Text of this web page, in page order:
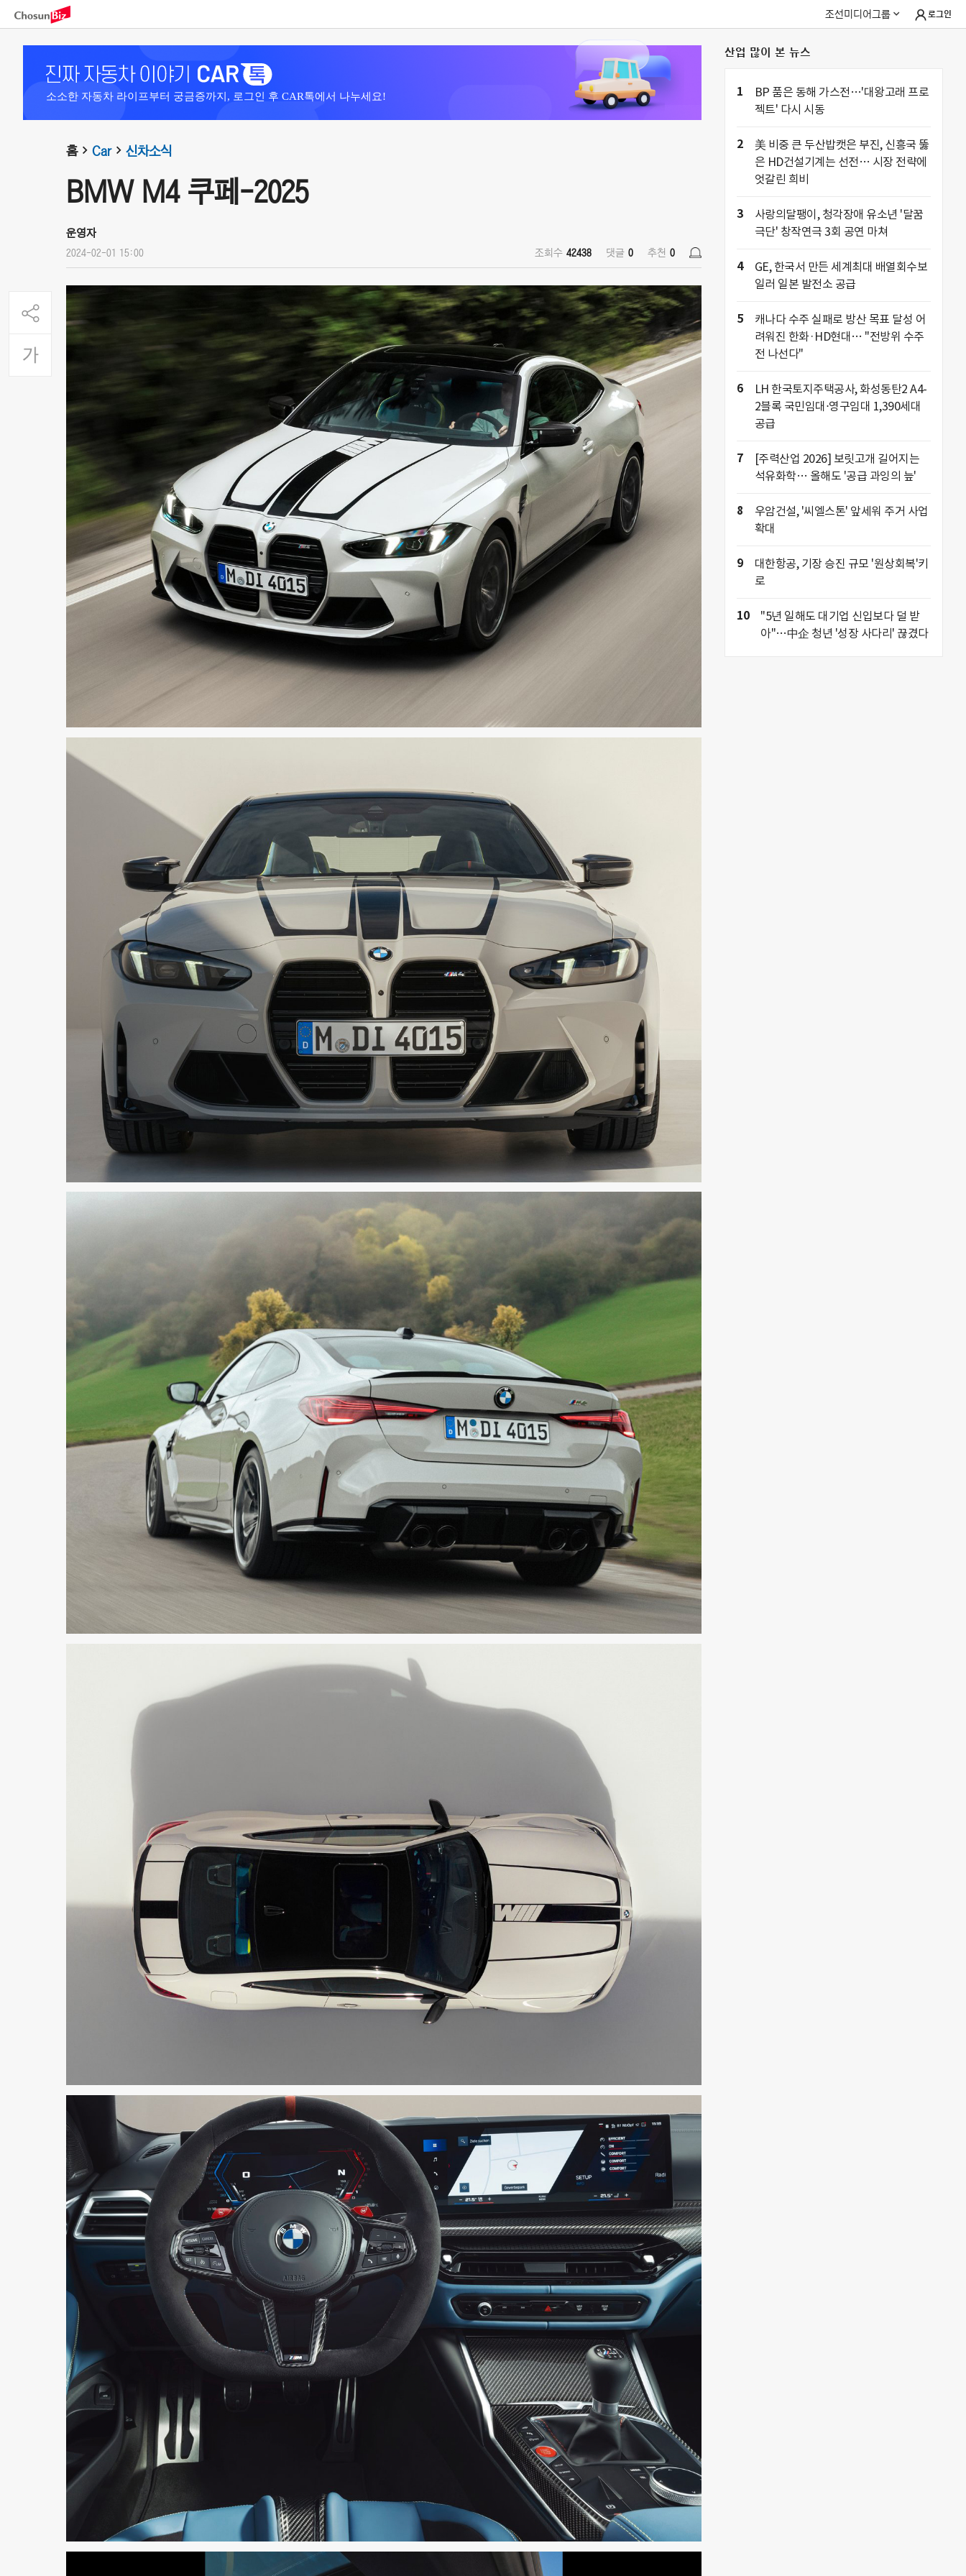
조선미디어그룹 로그인
소소한 자동차 라이프부터 궁금증까지, 로그인 후 CAR톡에서 나누세요!
홈 Car 신차소식
BMW M4 쿠페-2025
운영자
2024-02-01 15:00 조회수 42438 댓글 0 추천 0
산업 많이 본 뉴스